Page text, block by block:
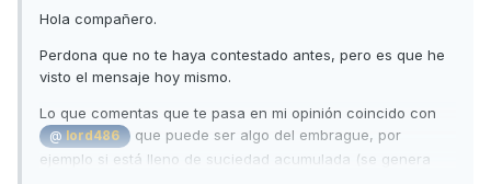
Hola compañero.
Perdona que no te haya contestado antes, pero es que he
visto el mensaje hoy mismo.
Lo que comentas que te pasa en mi opinión coincido con
@lord486
que puede ser algo del embrague, por
ejemplo si está lleno de suciedad acumulada (se genera